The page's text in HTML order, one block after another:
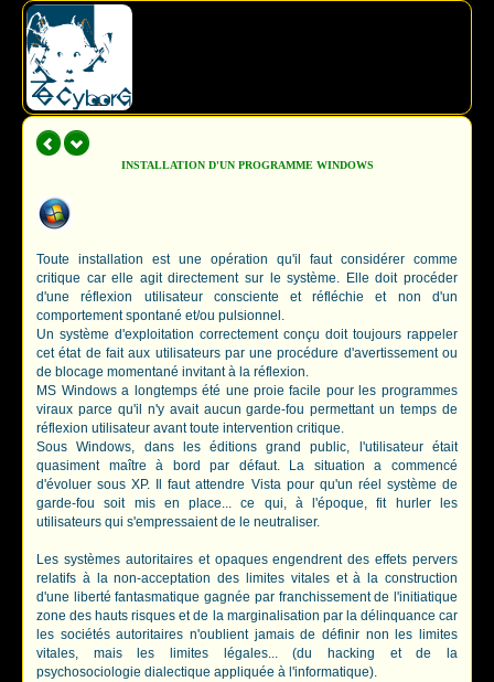
INSTALLATION D'UN PROGRAMME WINDOWS
Toute installation est une opération qu'il faut considérer comme
critique car elle agit directement sur le système. Elle doit procéder
d'une réflexion utilisateur consciente et réfléchie et non d'un
comportement spontané et/ou pulsionnel.
Un système d'exploitation correctement conçu doit toujours rappeler
cet état de fait aux utilisateurs par une procédure d'avertissement ou
de blocage momentané invitant à la réflexion.
MS Windows a longtemps été une proie facile pour les programmes
viraux parce qu'il n'y avait aucun garde-fou permettant un temps de
réflexion utilisateur avant toute intervention critique.
Sous Windows, dans les éditions grand public, l'utilisateur était
quasiment maître à bord par défaut. La situation a commencé
d'évoluer sous XP. Il faut attendre Vista pour qu'un réel système de
garde-fou soit mis en place... ce qui, à l'époque, fit hurler les
utilisateurs qui s'empressaient de le neutraliser.
Les systèmes autoritaires et opaques engendrent des effets pervers
relatifs à la non-acceptation des limites vitales et à la construction
d'une liberté fantasmatique gagnée par franchissement de l'initiatique
zone des hauts risques et de la marginalisation par la délinquance car
les sociétés autoritaires n'oublient jamais de définir non les limites
vitales, mais les limites légales... (du hacking et de la
psychosociologie dialectique appliquée à l'informatique).